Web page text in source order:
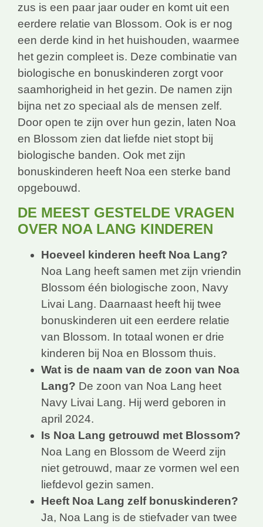
zus is een paar jaar ouder en komt uit een
eerdere relatie van Blossom. Ook is er nog
een derde kind in het huishouden, waarmee
het gezin compleet is. Deze combinatie van
biologische en bonuskinderen zorgt voor
saamhorigheid in het gezin. De namen zijn
bijna net zo speciaal als de mensen zelf.
Door open te zijn over hun gezin, laten Noa
en Blossom zien dat liefde niet stopt bij
biologische banden. Ook met zijn
bonuskinderen heeft Noa een sterke band
opgebouwd.
DE MEEST GESTELDE VRAGEN
OVER NOA LANG KINDEREN
Hoeveel kinderen heeft Noa Lang?
Noa Lang heeft samen met zijn vriendin
Blossom één biologische zoon, Navy
Livai Lang. Daarnaast heeft hij twee
bonuskinderen uit een eerdere relatie
van Blossom. In totaal wonen er drie
kinderen bij Noa en Blossom thuis.
Wat is de naam van de zoon van Noa
Lang? De zoon van Noa Lang heet
Navy Livai Lang. Hij werd geboren in
april 2024.
Is Noa Lang getrouwd met Blossom?
Noa Lang en Blossom de Weerd zijn
niet getrouwd, maar ze vormen wel een
liefdevol gezin samen.
Heeft Noa Lang zelf bonuskinderen?
Ja, Noa Lang is de stiefvader van twee